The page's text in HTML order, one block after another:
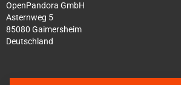
OpenPandora GmbH
Asternweg 5
85080 Gaimersheim
Deutschland